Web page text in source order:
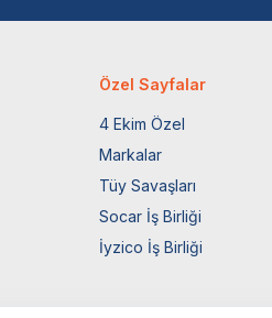
Özel Sayfalar
4 Ekim Özel
Markalar
Tüy Savaşları
Socar İş Birliği
İyzico İş Birliği